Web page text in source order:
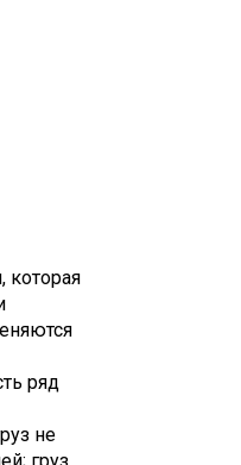
которая
ряд
не